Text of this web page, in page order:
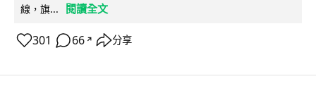
線，旗...
閱讀全文
301 66 ↗ 分享